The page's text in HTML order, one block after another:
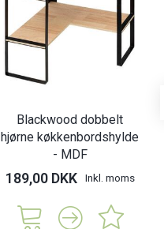
Blackwood dobbelt
hjørne køkkenbordshylde
- MDF
189,00 DKK Inkl. moms